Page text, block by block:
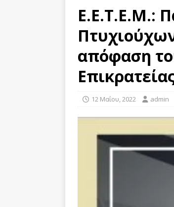
E.E.T.E.M.:
απόφαση
12 Μαΐου, 2022 admin